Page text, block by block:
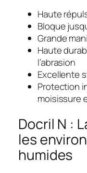
Haute
Bloque
Grande
Haute
l’abrasion
Excellente
Protection
moisissure
Docril N :
les
humides